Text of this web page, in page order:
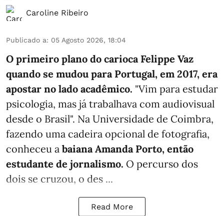
Caroline Ribeiro
Publicado a: 05 Agosto 2026, 18:04
O primeiro plano do carioca Felippe Vaz
quando se mudou para Portugal, em 2017, era
apostar no lado acadêmico. "Vim para estudar
psicologia, mas já trabalhava com audiovisual
desde o Brasil". Na Universidade de Coimbra,
fazendo uma cadeira opcional de fotografia,
conheceu a baiana Amanda Porto, então
estudante de jornalismo. O percurso dos
dois se cruzou, o des ...
Read More